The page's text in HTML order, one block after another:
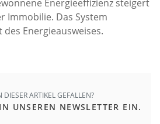
Energieeffizienz steigert
Immobilie. Das System
Energieausweises.
ARTIKEL GEFALLEN?
UNSEREN NEWSLETTER EIN.